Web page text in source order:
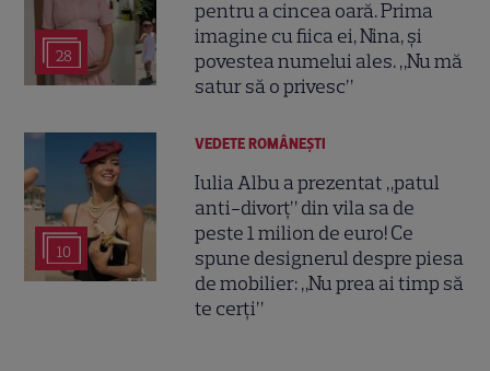
28
pentru a cincea oară. Prima
imagine cu fiica ei, Nina, și
povestea numelui ales. „Nu mă
satur să o privesc”
10
VEDETE ROMÂNEŞTI
Iulia Albu a prezentat „patul
anti-divorț” din vila sa de
peste 1 milion de euro! Ce
spune designerul despre piesa
de mobilier: „Nu prea ai timp să
te cerți”